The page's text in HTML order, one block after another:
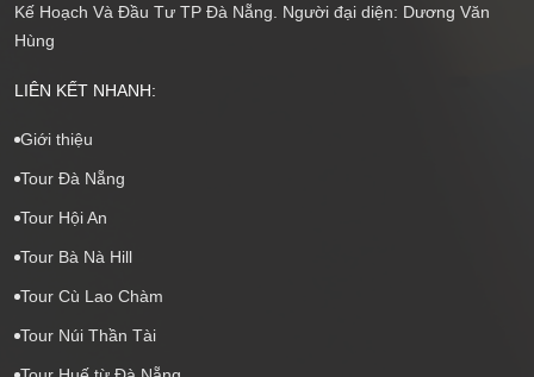
Kế Hoạch Và Đầu Tư TP Đà Nẵng. Người đại diện: Dương Văn
Hùng
LIÊN KẾT NHANH:
Giới thiệu
Tour Đà Nẵng
Tour Hội An
Tour Bà Nà Hill
Tour Cù Lao Chàm
Tour Núi Thần Tài